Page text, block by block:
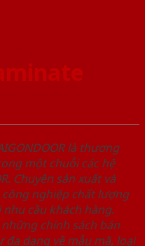
là thương
một chuỗi các hệ
Chuyên sản xuất và
nghiệp chất lượng
cầu khách hàng.
những chính sách bán
đa dạng về mẫu mã, loại